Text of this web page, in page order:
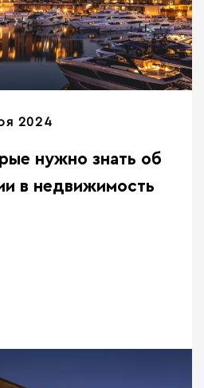
2024
нужно знать об
в недвижимость